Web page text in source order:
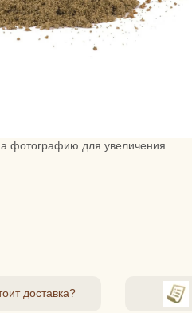
фотографию для увеличения
доставка?